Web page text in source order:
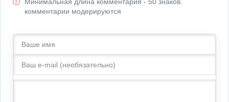
комментарии модерируются